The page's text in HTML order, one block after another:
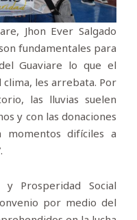
Jhon Ever Salgado
fundamentales para
Guaviare lo que el
les arrebata. Por
las lluvias suelen
y con las donaciones
difíciles a
Prosperidad Social
por medio del